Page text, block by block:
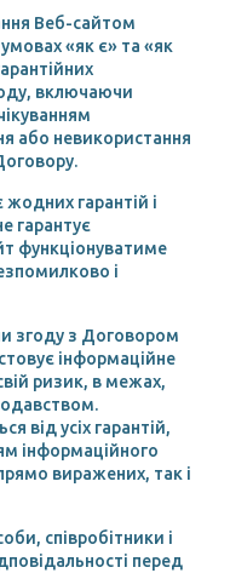
Веб-сайтом
«як є» та «як
включаючи
або невикористання
жодних гарантій і
гарантує
функціонуватиме
і
згоду з Договором
інформаційне
ризик, в межах,
від усіх гарантій,
інформаційного
виражених, так і
співробітники і
перед